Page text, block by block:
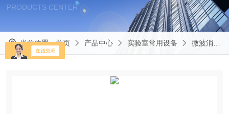
PRODUCTS CENTER
当前位置：首页 产品中心 实验室常用设备 微波消解仪